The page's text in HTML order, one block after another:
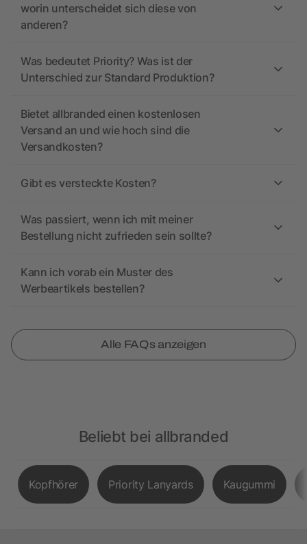
worin unterscheidet sich diese von
anderen?
Was bedeutet Priority? Was ist der
Unterschied zur Standard Produktion?
Bietet allbranded einen kostenlosen
Versand an und wie hoch sind die
Versandkosten?
Gibt es versteckte Kosten?
Was passiert, wenn ich mit meiner
Bestellung nicht zufrieden sein sollte?
Kann ich vorab ein Muster des
Werbeartikels bestellen?
Alle FAQs anzeigen
Beliebt bei allbranded
Kopfhörer Priority Lanyards Kaugummi